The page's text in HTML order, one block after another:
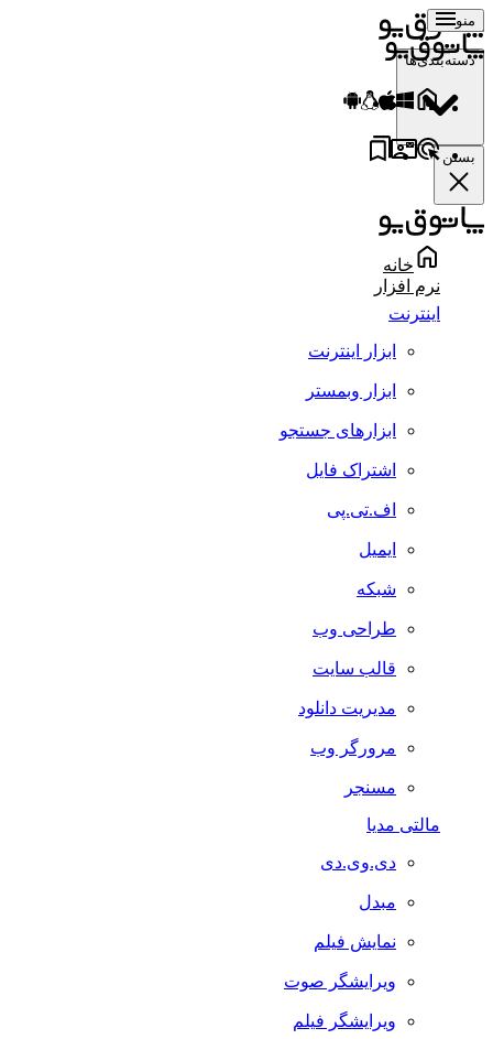
منو
دسته‌بندی‌ها
بستن
خانه
نرم افزار
اینترنت
ابزار اینترنت
ابزار وبمستر
ابزارهای جستجو
اشتراک فایل
اف.تی.پی
ایمیل
شبکه
طراحی وب
قالب سایت
مدیریت دانلود
مرورگر وب
مسنجر
مالتی مدیا
دی.وی.دی
مبدل
نمایش فیلم
ویرایشگر صوت
ویرایشگر فیلم